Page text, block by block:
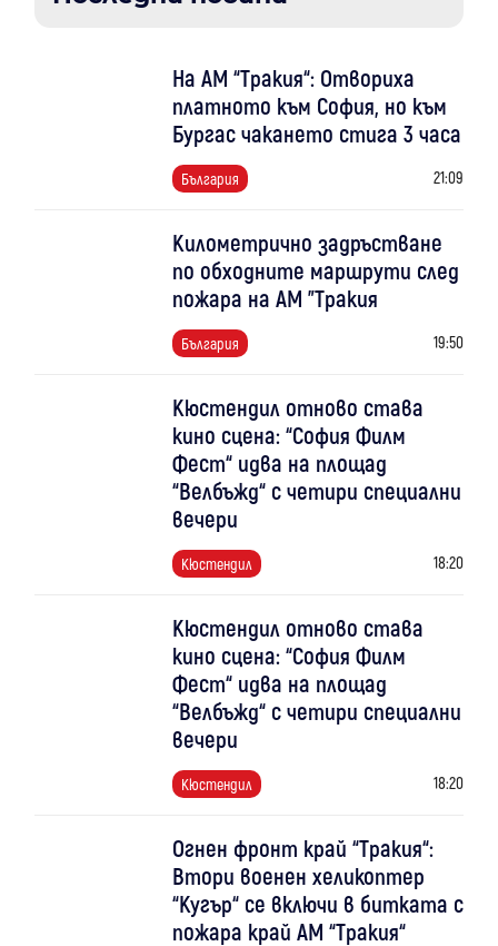
На АМ “Тракия“: Отвориха
платното към София, но към
Бургас чакането стига 3 часа
България 21:09
Километрично задръстване
по обходните маршрути след
пожара на АМ "Тракия
България 19:50
Кюстендил отново става
кино сцена: “София Филм
Фест“ идва на площад
“Велбъжд“ с четири специални
вечери
Кюстендил 18:20
Кюстендил отново става
кино сцена: “София Филм
Фест“ идва на площад
“Велбъжд“ с четири специални
вечери
Кюстендил 18:20
Огнен фронт край “Тракия“:
Втори военен хеликоптер
“Кугър“ се включи в битката с
пожара край АМ “Тракия“